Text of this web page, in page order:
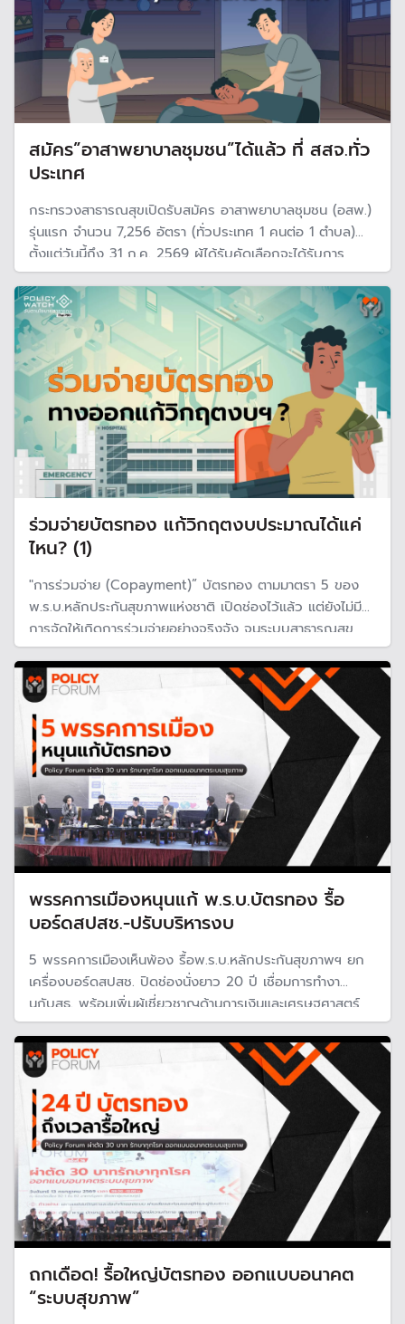
สมัคร”อาสาพยาบาลชุมชน”ได้แล้ว ที่ สสจ.ทั่ว
ประเทศ
กระทรวงสาธารณสุขเปิดรับสมัคร อาสาพยาบาลชุมชน (อสพ.)
รุ่นแรก จำนวน 7,256 อัตรา (ทั่วประเทศ 1 คนต่อ 1 ตำบล)
ตั้งแต่วันนี้ถึง 31 ก.ค. 2569 ผู้ได้รับคัดเลือกจะได้รับการ
อบรมและปฏิบัติงานในพื้นที่ โดยได้รับค่าตอบแทน 15,000
บาท/เดือน
ร่วมจ่ายบัตรทอง แก้วิกฤตงบประมาณได้แค่
ไหน? (1)
"การร่วมจ่าย (Copayment)” บัตรทอง ตามมาตรา 5 ของ
พ.ร.บ.หลักประกันสุขภาพแห่งชาติ เปิดช่องไว้แล้ว แต่ยังไม่มี
การจัดให้เกิดการร่วมจ่ายอย่างจริงจัง จนระบบสาธารณสุข
เกิดปัญหางบประมาณ และถูกหยิบยกขึ้นมาถกเถียงอีกครั้ง
หลังเวที Policy Forum ผ่าตัด 30 รักษาทุกโรค เสนอแก้
กฎหมายบัตรทอง
พรรคการเมืองหนุนแก้ พ.ร.บ.บัตรทอง รื้อ
บอร์ดสปสช.-ปรับบริหารงบ
5 พรรคการเมืองเห็นพ้อง รื้อพ.ร.บ.หลักประกันสุขภาพฯ ยก
เครื่องบอร์ดสปสช. ปิดช่องนั่งยาว 20 ปี เชื่อมการทำงา
นกับสธ. พร้อมเพิ่มผู้เชี่ยวชาญด้านการเงินและเศรษฐศาสตร์
เพื่อประสิทธิภาพบริหารกองทุนและสร้างความยั่งยืนให้ระบบ
บัตรทอง
ถกเดือด! รื้อใหญ่บัตรทอง ออกแบบอนาคต
“ระบบสุขภาพ”